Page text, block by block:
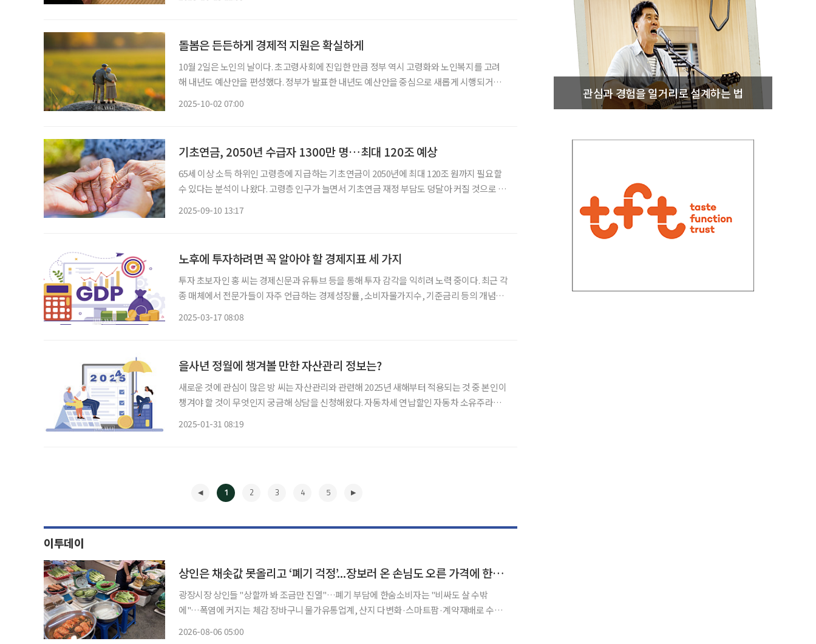
돌봄은 든든하게 경제적 지원은 확실하게
10월 2일은 노인의 날이다. 초고령사회에 진입한 만큼 정부 역시 고령화와 노인복지를 고려
해 내년도 예산안을 편성했다. 정부가 발표한 내년도 예산안을 중심으로 새롭게 시행되거나
2025-10-02 07:00
기초연금, 2050년 수급자 1300만 명…최대 120조 예상
65세 이상 소득 하위인 고령층에 지급하는 기초연금이 2050년에 최대 120조 원까지 필요할
수 있다는 분석이 나왔다. 고령층 인구가 늘면서 기초연금 재정 부담도 덩달아 커질 것으로 보
2025-09-10 13:17
노후에 투자하려면 꼭 알아야 할 경제지표 세 가지
투자 초보자인 홍 씨는 경제신문과 유튜브 등을 통해 투자 감각을 익히려 노력 중이다. 최근 각
종 매체에서 전문가들이 자주 언급하는 경제성장률, 소비자물가지수, 기준금리 등의 개념과
2025-03-17 08:08
을사년 정월에 챙겨볼 만한 자산관리 정보는?
새로운 것에 관심이 많은 방 씨는 자산관리와 관련해 2025년 새해부터 적용되는 것 중 본인이
챙겨야 할 것이 무엇인지 궁금해 상담을 신청해왔다. 자동차세 연납할인 자동차 소유주라면
2025-01-31 08:19
1 2 3 4 5
이투데이
상인은 채솟값 못올리고 ‘폐기 걱정’...장보러 온 손님도 오른 가격에 한숨[뉴노멀 된 히트플레이션]
광장시장 상인들 "상할까 봐 조금만 진열"…폐기 부담에 한숨소비자는 "비싸도 살 수밖
에"…폭염에 커지는 체감 장바구니 물가유통업계, 산지 다변화·스마트팜·계약재배로 수급
2026-08-06 05:00
관심과 경험을 일거리로 설계하는 법